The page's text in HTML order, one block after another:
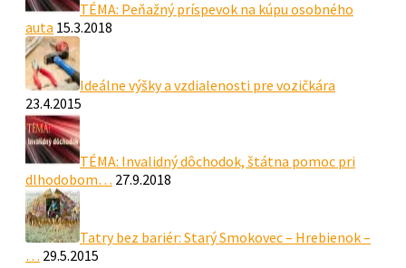
TÉMA: Peňažný príspevok na kúpu osobného
auta 15.3.2018
Ideálne výšky a vzdialenosti pre vozičkára
23.4.2015
TÉMA: Invalidný dôchodok, štátna pomoc pri
dlhodobom… 27.9.2018
Tatry bez bariér: Starý Smokovec – Hrebienok –
… 29.5.2015